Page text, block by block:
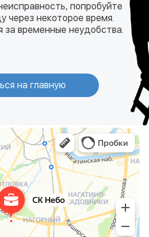
попробуйте
через некоторое время.
за временные неудобства.
на главную